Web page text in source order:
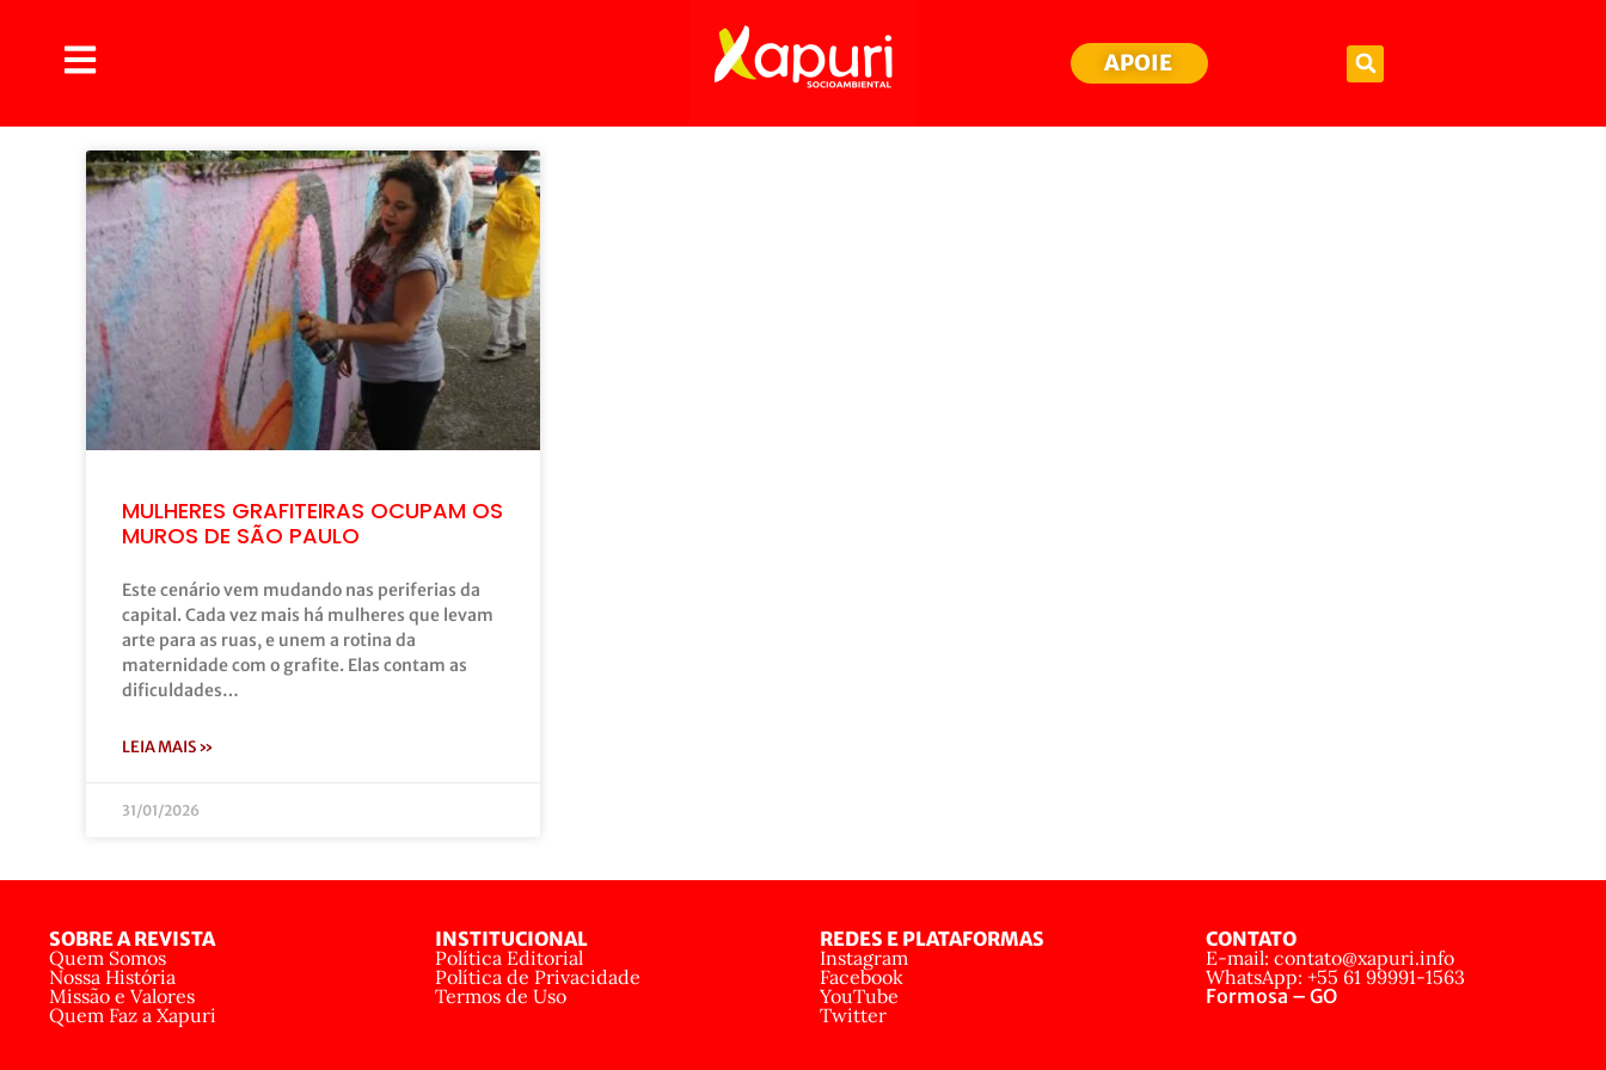
APOIE
MULHERES GRAFITEIRAS OCUPAM OS
MUROS DE SÃO PAULO
Este cenário vem mudando nas periferias da
capital. Cada vez mais há mulheres que levam
arte para as ruas, e unem a rotina da
maternidade com o grafite. Elas contam as
dificuldades…
LEIA MAIS »
31/01/2026
SOBRE A REVISTA
Quem Somos
Nossa História
Missão e Valores
Quem Faz a Xapuri
INSTITUCIONAL
Política Editorial
Política de Privacidade
Termos de Uso
REDES E PLATAFORMAS
Instagram
Facebook
YouTube
Twitter
CONTATO
E-mail: contato@xapuri.info
WhatsApp: +55 61 99991-1563
Formosa – GO